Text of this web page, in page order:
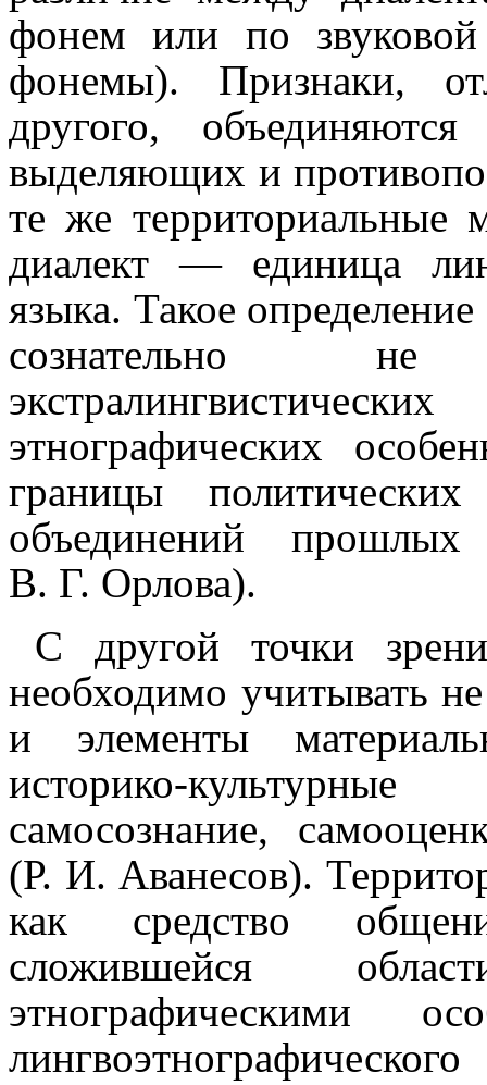
фонем или по
фонемы). Признаки,
другого,
выделяющих и
те же территориальные
диалект — единица
языка. Такое
сознательно
этногра­фи­че­ских
границы
объеди­не­ний
В. Г. Орлова).
С другой точки
необходимо учитывать
и элементы
историко-
самосознание,
(Р. И. Аванесов).
как средство
сложившейся
этнографическими